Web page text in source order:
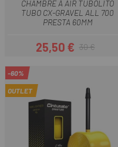
CHAMBRE À AIR TUBOLITO
TUBO CX-GRAVEL ALL 700
PRESTA 60MM
Prix
25,50 €Prix habituel
30 €
-60%
OUTLET